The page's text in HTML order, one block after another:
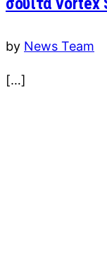
by News Team
[…]